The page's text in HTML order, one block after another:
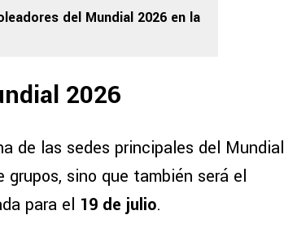
del Mundial 2026 en la
2026
de las sedes principales del Mundial
sino que también será el
para el 19 de julio.